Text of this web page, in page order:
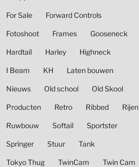
For Sale Forward Controls
Fotoshoot Frames Gooseneck
Hardtail Harley Highneck
I Beam KH Laten bouwen
Nieuws Old school Old Skool
Producten Retro Ribbed Rijen
Ruwbouw Softail Sportster
Springer Stuur Tank
Tokyo Thug TwinCam Twin Cam